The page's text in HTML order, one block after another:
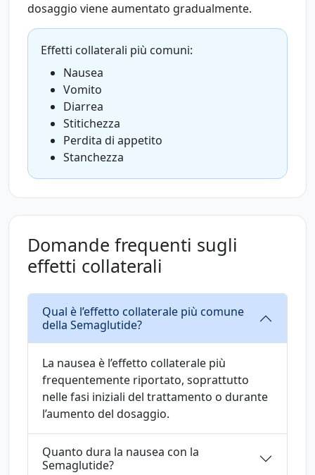
dosaggio viene aumentato gradualmente.
Effetti collaterali più comuni:
Nausea
Vomito
Diarrea
Stitichezza
Perdita di appetito
Stanchezza
Domande frequenti sugli
effetti collaterali
Qual è l’effetto collaterale più comune
della Semaglutide?
La nausea è l’effetto collaterale più
frequentemente riportato, soprattutto
nelle fasi iniziali del trattamento o durante
l’aumento del dosaggio.
Quanto dura la nausea con la
Semaglutide?